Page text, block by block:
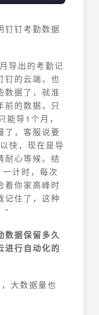
钉钉考勤数据
导出的考勤记
钉的云端，也
数据了，就准
前的数据，只
能导1个月，
了，客服说要
快，现在是导
耐心等候。结
计时，每次
着你家高峰时
记住了，这种
”
数据保留多久
进行自动化的
大数据量也